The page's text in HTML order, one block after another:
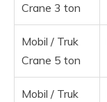
Crane 3 ton
Mobil / Truk
Crane 5 ton
Mobil / Truk